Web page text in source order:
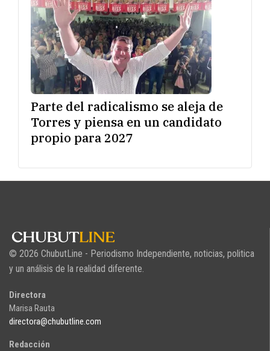
Parte del radicalismo se aleja de
Torres y piensa en un candidato
propio para 2027
© 2026 ChubutLine - Periodismo Independiente, noticias, politica
y un análisis de la realidad diferente.
Directora
Marisa Rauta
directora@chubutline.com
Redacción